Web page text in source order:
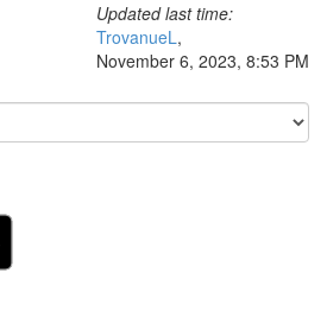
Updated last time:
TrovanueL,
November 6, 2023, 8:53 PM